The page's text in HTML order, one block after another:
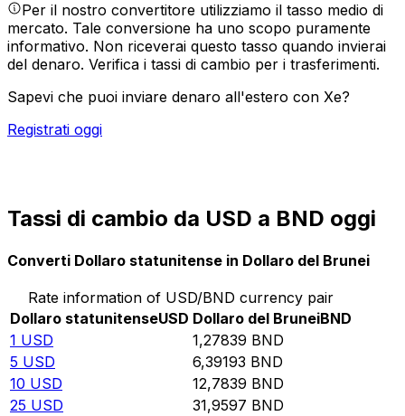
Per il nostro convertitore utilizziamo il tasso medio di
mercato. Tale conversione ha uno scopo puramente
informativo. Non riceverai questo tasso quando invierai
del denaro. Verifica i tassi di cambio per i trasferimenti.
Sapevi che puoi inviare denaro all'estero con Xe?
Registrati oggi
Tassi di cambio da USD a BND oggi
Converti Dollaro statunitense in Dollaro del Brunei
Rate information of USD/BND currency pair
Dollaro statunitenseUSD Dollaro del BruneiBND
1 USD 1,27839 BND
5 USD 6,39193 BND
10 USD 12,7839 BND
25 USD 31,9597 BND